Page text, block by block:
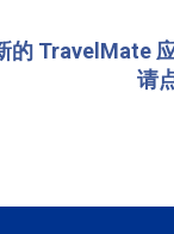
的 TravelMate
请